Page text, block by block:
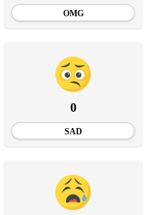
OMG
0
SAD